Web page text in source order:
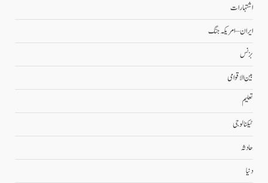
اشتہارات
ایران – امریکہ جنگ
بزنس
بین الاقوامی
تعلیم
ٹیکنالوجی
حادثہ
دنیا